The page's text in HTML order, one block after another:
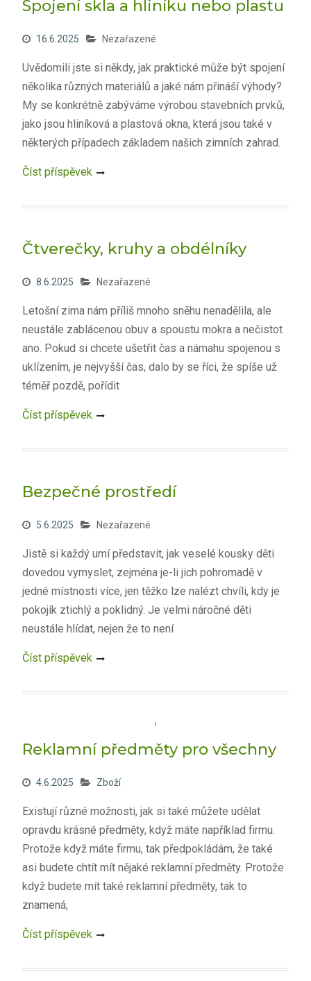
Spojení skla a hliníku nebo plastu
16.6.2025 Nezařazené
Uvědomili jste si někdy, jak praktické může být spojení
několika různých materiálů a jaké nám přináší výhody?
My se konkrétně zabýváme výrobou stavebních prvků,
jako jsou hliníková a plastová okna, která jsou také v
některých případech základem našich zimních zahrad.
Číst příspěvek
Čtverečky, kruhy a obdélníky
8.6.2025 Nezařazené
Letošní zima nám příliš mnoho sněhu nenadělila, ale
neustále zablácenou obuv a spoustu mokra a nečistot
ano. Pokud si chcete ušetřit čas a námahu spojenou s
uklízením, je nejvyšší čas, dalo by se říci, že spíše už
téměř pozdě, pořídit
Číst příspěvek
Bezpečné prostředí
5.6.2025 Nezařazené
Jistě si každý umí představit, jak veselé kousky děti
dovedou vymyslet, zejména je-li jich pohromadě v
jedné místnosti více, jen těžko lze nalézt chvíli, kdy je
pokojík ztichlý a poklidný. Je velmi náročné děti
neustále hlídat, nejen že to není
Číst příspěvek
Reklamní předměty pro všechny
4.6.2025 Zboží
Existují různé možnosti, jak si také můžete udělat
opravdu krásné předměty, když máte například firmu.
Protože když máte firmu, tak předpokládám, že také
asi budete chtít mít nějaké reklamní předměty. Protože
když budete mít také reklamní předměty, tak to
znamená,
Číst příspěvek